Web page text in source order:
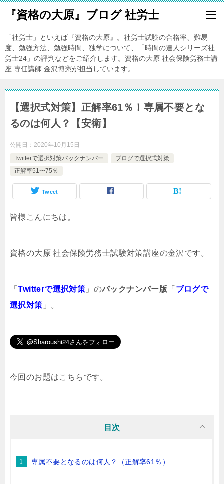
『資格の大原』ブログ 社労士
「社労士」といえば『資格の大原』。社労士試験の合格率、難易
度、勉強方法、勉強時間、独学について、「時間の達人シリーズ社
労士24」の評判などをご紹介します。資格の大原 社会保険労務士講
座 専任講師 金沢博憲が担当しています。
【選択式対策】正解率61％！専属不要とな
るのは何人？【安衛】
公開日： 2020年10月15日
Twitterで選択対策バックナンバー
ブログで選択式対策
正解率51〜75％
Tweet
皆様こんにちは。
資格の大原 社会保険労務士試験対策講座の金沢です。
「Twitterで選択対策 」のバックナンバー版 「 ブログで
選択対策 」。
今回のお題はこちらです。
目次
専属不要となるのは何人？（正解率61％）